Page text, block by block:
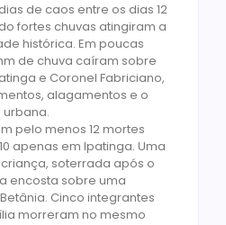
de caos entre os dias 12
fortes chuvas atingiram a
histórica. Em poucas
de chuva caíram sobre
e Coronel Fabriciano,
alagamentos e o
pelo menos 12 mortes
apenas em Ipatinga. Uma
soterrada após o
encosta sobre uma
Cinco integrantes
morreram no mesmo